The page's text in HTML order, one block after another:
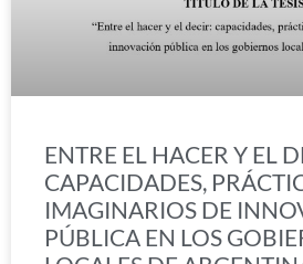
ENTRE EL HACER Y EL
CAPACIDADES,
IMAGINARIOS DE
PÚBLICA EN LOS